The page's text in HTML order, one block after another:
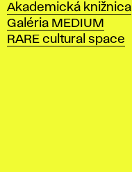
k
o
l
Akademická knižnica
Galéria MEDIUM
RARE cultural space